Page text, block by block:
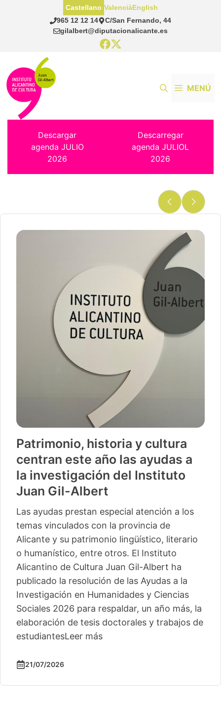
965 12 12 14
C/San Fernando, 44
gilalbert@diputacionalicante.es
Castellano ValenciàEnglish
MENÚ
Descargar
agenda JULIO
2026
Descarregar
agenda JULIOL
2026
Patrimonio, historia y cultura
centran este año las ayudas a
la investigación del Instituto
Juan Gil-Albert
Las ayudas prestan especial atención a los
temas vinculados con la provincia de
Alicante y su patrimonio lingüístico, literario
o humanístico, entre otros. El Instituto
Alicantino de Cultura Juan Gil-Albert ha
publicado la resolución de las Ayudas a la
Investigación en Humanidades y Ciencias
Sociales 2026 para respaldar, un año más, la
elaboración de tesis doctorales y trabajos de
estudiantesLeer más
21/07/2026